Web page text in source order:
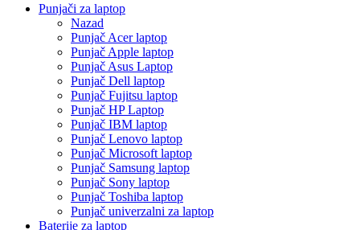
Punjači za laptop
Nazad
Punjač Acer laptop
Punjač Apple laptop
Punjač Asus Laptop
Punjač Dell laptop
Punjač Fujitsu laptop
Punjač HP Laptop
Punjač IBM laptop
Punjač Lenovo laptop
Punjač Microsoft laptop
Punjač Samsung laptop
Punjač Sony laptop
Punjač Toshiba laptop
Punjač univerzalni za laptop
Baterije za laptop